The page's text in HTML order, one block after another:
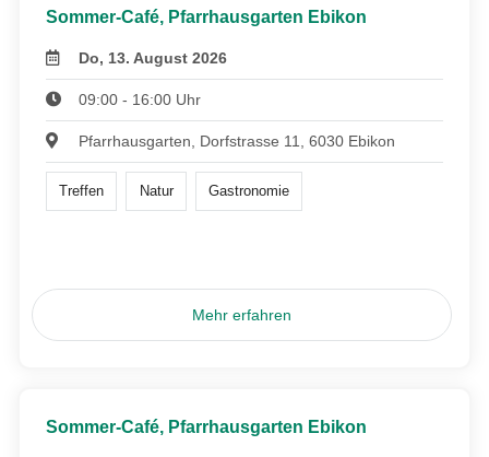
Sommer-Café, Pfarrhausgarten Ebikon
Do, 13. August 2026
09:00 - 16:00 Uhr
Pfarrhausgarten, Dorfstrasse 11, 6030 Ebikon
Treffen Natur Gastronomie
Mehr erfahren
Sommer-Café, Pfarrhausgarten Ebikon